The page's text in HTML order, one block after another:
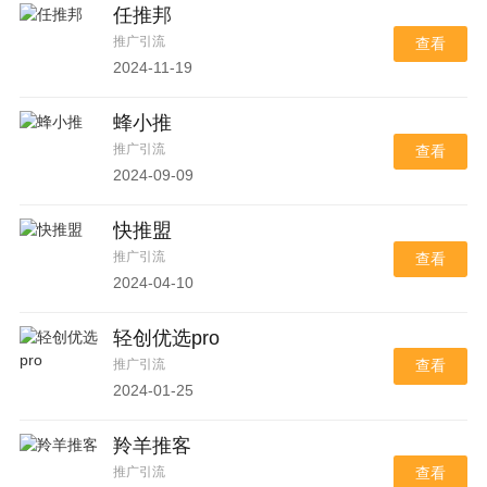
任推邦
推广引流
2024-11-19
查看
蜂小推
推广引流
2024-09-09
查看
快推盟
推广引流
2024-04-10
查看
轻创优选pro
推广引流
2024-01-25
查看
羚羊推客
推广引流 查看